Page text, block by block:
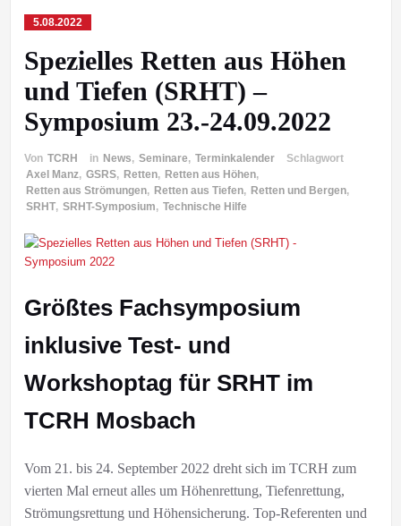
5.08.2022
Spezielles Retten aus Höhen
und Tiefen (SRHT) –
Symposium 23.-24.09.2022
Von TCRH in News, Seminare, Terminkalender
Schlagwort
Axel Manz, GSRS, Retten, Retten aus Höhen,
Retten aus Strömungen, Retten aus Tiefen, Retten und Bergen,
SRHT, SRHT-Symposium, Technische Hilfe
Größtes Fachsymposium
inklusive Test- und
Workshoptag für SRHT im
TCRH Mosbach
Vom 21. bis 24. September 2022 dreht sich im TCRH zum
vierten Mal erneut alles um Höhenrettung, Tiefenrettung,
Strömungsrettung und Höhensicherung. Top-Referenten und